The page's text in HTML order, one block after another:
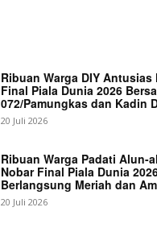
Ribuan Warga DIY Antusias
Final Piala Dunia 2026
072/Pamungkas dan Kadin
20 Juli 2026
Ribuan Warga Padati Alun-
Nobar Final Piala Dunia
Berlangsung Meriah dan
20 Juli 2026